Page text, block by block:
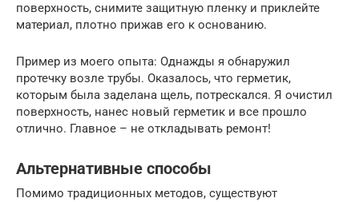
поверхность, снимите защитную пленку и приклейте
материал, плотно прижав его к основанию.
Пример из моего опыта: Однажды я обнаружил
протечку возле трубы. Оказалось, что герметик,
которым была заделана щель, потрескался. Я очистил
поверхность, нанес новый герметик и все прошло
отлично. Главное – не откладывать ремонт!
Альтернативные способы
Помимо традиционных методов, существуют